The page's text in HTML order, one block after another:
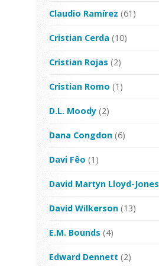
Claudio Ramírez (61)
Cristian Cerda (10)
Cristian Rojas (2)
Cristian Romo (1)
D.L. Moody (2)
Dana Congdon (6)
Davi Fêo (1)
David Martyn Lloyd-Jones
David Wilkerson (13)
E.M. Bounds (4)
Edward Dennett (2)